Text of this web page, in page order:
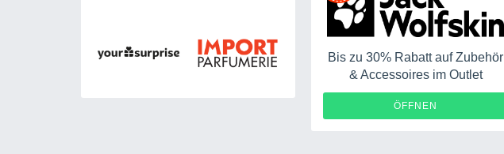
Bis zu 30% Rabatt auf Zubehör
& Accessoires im Outlet
ÖFFNEN